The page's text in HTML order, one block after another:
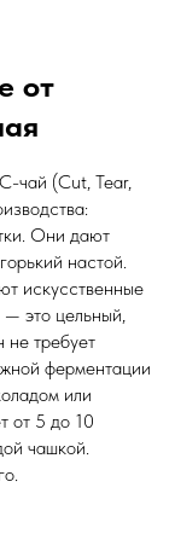
от
чай (Cut, Tear,
Они дают
настой.
искусственные
это цельный,
требует
ферментации
или
от 5 до 10
чашкой.